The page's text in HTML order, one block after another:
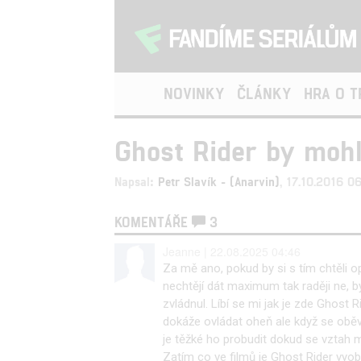
NOVINKY ČLÁNKY HRA O
Ghost Rider by
Napsal: Petr Slavík - (Anarvin) , 17.10.2016
KOMENTÁŘE
3
Za mě ano, pokud by si s tím chtěli
nechtějí dát maximum tak raději ne,
zvládnul. Líbí se mi jak je zde Ghost
dokáže ovládat oheň ale když se
je těžké ho probudit dokud se vztah
Zatím co ve filmů je Ghost Rider